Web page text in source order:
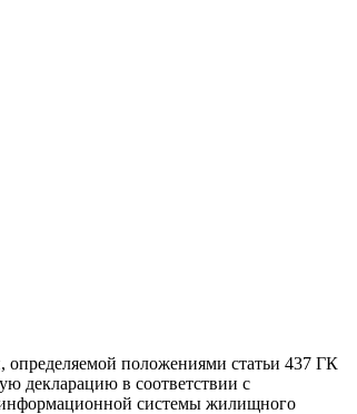
определяемой положениями статьи 437 ГК
декларацию в соответствии с
информационной системы жилищного